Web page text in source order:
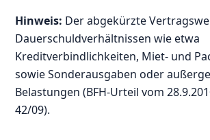
Hinweis: Der abgekürzte
Dauerschuldverhältnissen wie etwa
Kreditverbindlichkeiten, Miet- und
sowie Sonderausgaben oder
Belastungen (BFH-Urteil vom
42/09).